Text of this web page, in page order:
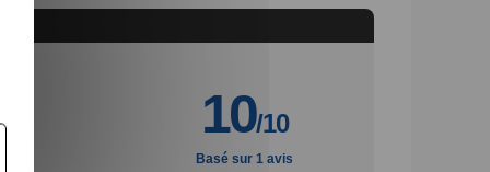
10/10
Basé sur 1 avis